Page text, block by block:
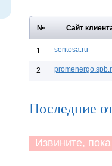
№ Сайт
1 sentosa.ru
2
Последние
Извините,